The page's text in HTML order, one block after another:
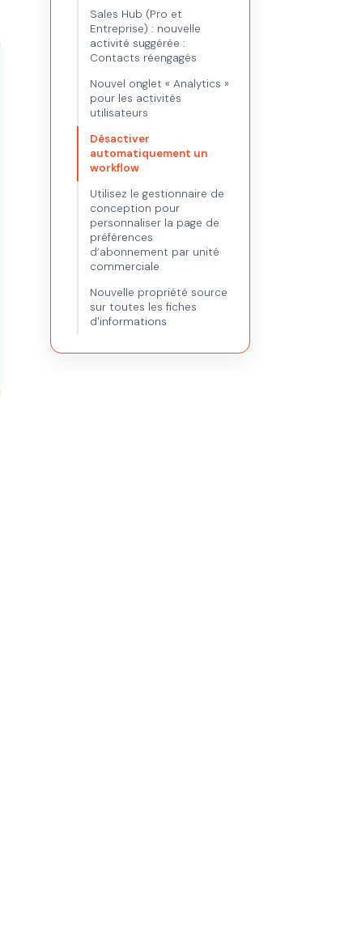
Sales Hub (Pro et
Entreprise) : nouvelle
activité suggérée :
Contacts réengagés
Nouvel onglet « Analytics »
pour les activités
utilisateurs
Désactiver
automatiquement un
workflow
Utilisez le gestionnaire de
conception pour
personnaliser la page de
préférences
d’abonnement par unité
commerciale
Nouvelle propriété source
sur toutes les fiches
d'informations